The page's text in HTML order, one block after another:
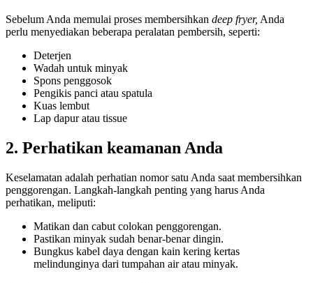
Sebelum Anda memulai proses membersihkan deep fryer, Anda
perlu menyediakan beberapa peralatan pembersih, seperti:
Deterjen
Wadah untuk minyak
Spons penggosok
Pengikis panci atau spatula
Kuas lembut
Lap dapur atau tissue
2. Perhatikan keamanan Anda
Keselamatan adalah perhatian nomor satu Anda saat membersihkan
penggorengan. Langkah-langkah penting yang harus Anda
perhatikan, meliputi:
Matikan dan cabut colokan penggorengan.
Pastikan minyak sudah benar-benar dingin.
Bungkus kabel daya dengan kain kering kertas
melindunginya dari tumpahan air atau minyak.